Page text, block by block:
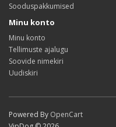
Sooduspakkumised
Minu konto
Minu konto
Tellimuste ajalugu
Soovide nimekiri
Uudiskiri
Powered By OpenCart